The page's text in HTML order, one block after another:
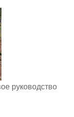
руководство